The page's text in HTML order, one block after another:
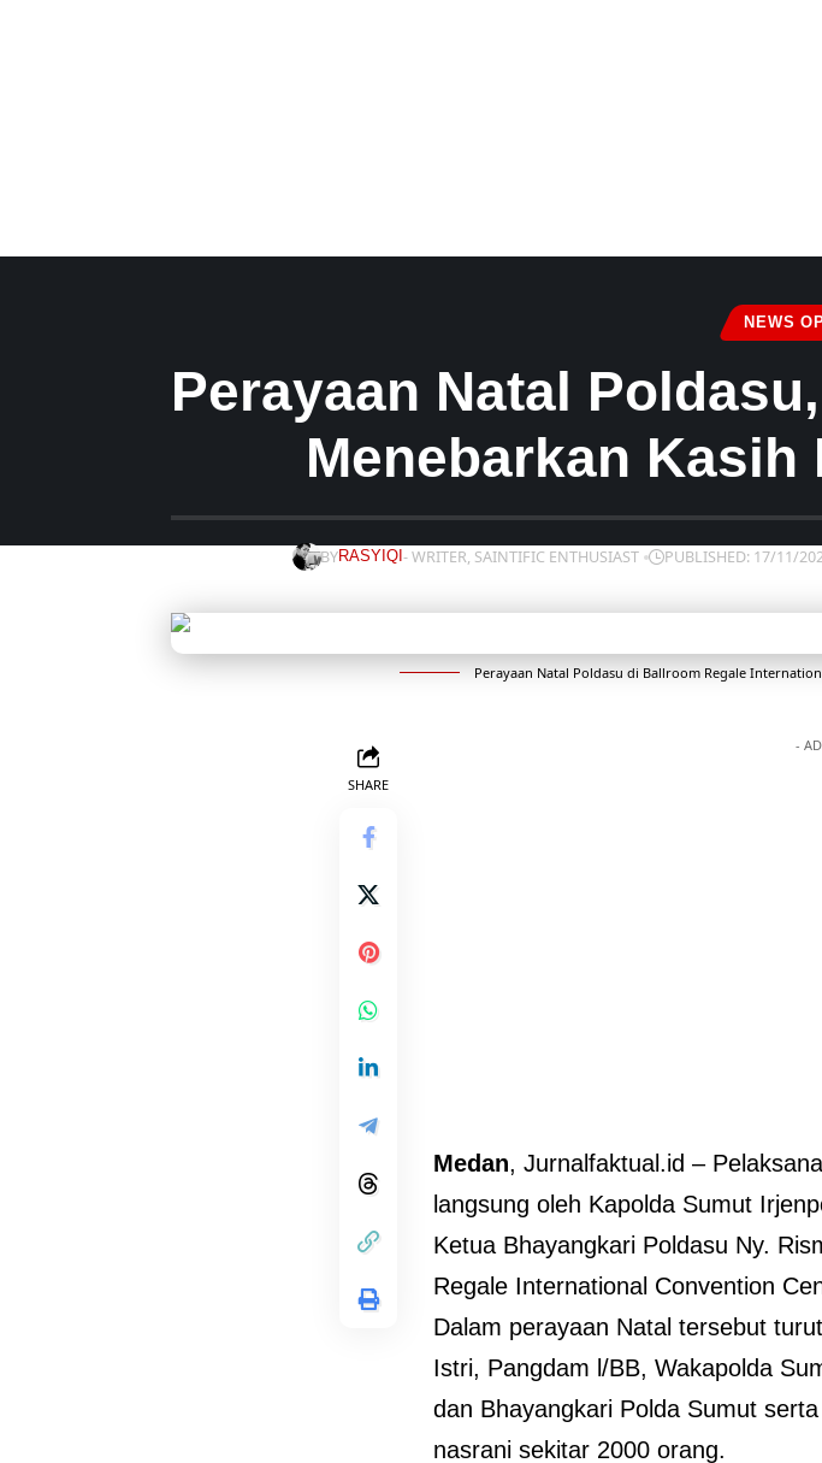
NEWS
Perayaan Natal
Menebarkan Kasih
BYRASYIQI - WRITER, SAINTIFIC ENTHUSIAST PUBLISHED: 17/11/
Perayaan Natal Poldasu di Ballroom Regale
SHARE
-
Medan, Jurnalfaktual.id –
langsung oleh Kapolda Sumut
Ketua Bhayangkari Poldasu Ny.
Regale International Convention
Dalam perayaan Natal tersebut
Istri, Pangdam l/BB, Wakapolda
dan Bhayangkari Polda Sumut
nasrani sekitar 2000 orang.